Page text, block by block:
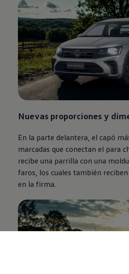
Nuevas proporciones y
En la parte delantera, el capó
marcadas que conectan el para
recibe una parrilla con una
faros, los cuales también
en la firma.